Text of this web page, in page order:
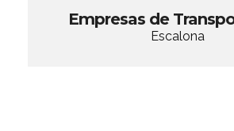
Empresas de
Escalona